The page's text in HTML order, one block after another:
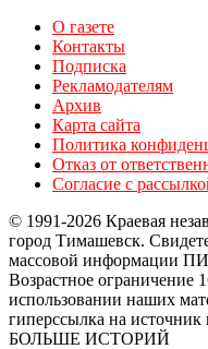
О газете
Контакты
Подписка
Рекламодателям
Архив
Карта сайта
Политика
Отказ от
Согласие с
© 1991-2026 Краевая
город Тимашевск.
массовой информации
Возрастное
использовании наших
гиперссылка на
БОЛЬШЕ ИСТОРИЙ